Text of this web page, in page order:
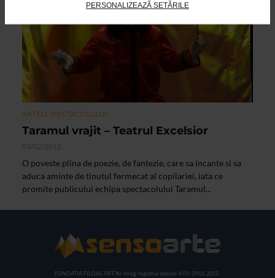
PERSONALIZEAZĂ SETĂRILE
ARTELE SPECTACOLULUI
Taramul vrajit – Teatrul Excelsior
03/02/2012
O poveste plina de poezie, de fantezie, care sa incante si sa
aduca aminte de tinutul fermecat al copilariei, iata ce
promite publicului echipa spectacolului Taramul...
FUNDATIA FILDAS ART Nr inreg registrul special: 4 PJ/ 29.01.2013